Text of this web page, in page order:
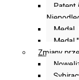
Patent
Medal
Medal
Zmiany